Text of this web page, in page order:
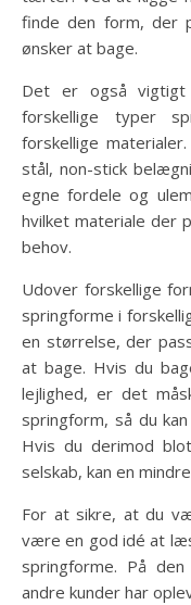
finde den form, der
ønsker at bage.
Det er også
forskellige typer
forskellige
stål, non-stick
egne fordele og
hvilket materiale der
behov.
Udover forskellige
springforme i
en størrelse, der
at bage. Hvis du
lejlighed, er det
springform, så du
Hvis du derimod
selskab, kan en
For at sikre, at du
være en god idé at
springforme. På
andre kunder har